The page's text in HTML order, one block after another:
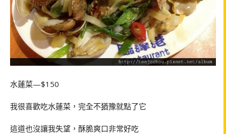
水蓮菜—$150
我很喜歡吃水蓮菜，完全不猶豫就點了它
這道也沒讓我失望，酥脆爽口非常好吃